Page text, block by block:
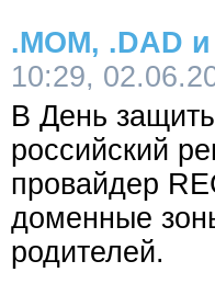
.MOM, .DAD
10:29,
В День
российский
провайдер
доменные
родителей.